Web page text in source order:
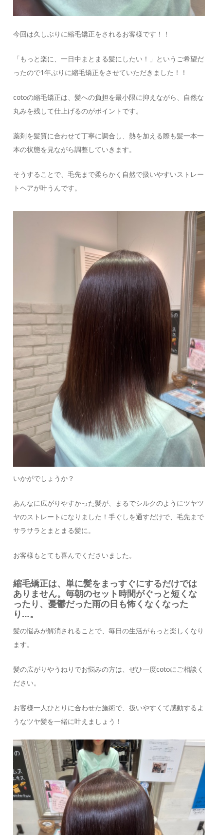
今回は久しぶりに縮毛矯正をされるお客様です！！
「もっと楽に、一日中まとまる髪にしたい！」というご希望だ
ったので1年ぶりに縮毛矯正をさせていただきました！！
cotoの縮毛矯正は、髪への負担を最小限に抑えながら、自然な
丸みを残して仕上げるのがポイントです。
薬剤を髪質に合わせて丁寧に調合し、熱を加える際も髪一本一
本の状態を見ながら調整していきます。
そうすることで、毛先まで柔らかく自然で扱いやすいストレー
トヘアが叶うんです。
いかがでしょうか？
あんなに広がりやすかった髪が、まるでシルクのようにツヤツ
ヤのストレートになりました！手ぐしを通すだけで、毛先まで
サラサラとまとまる髪に。
お客様もとても喜んでくださいました。
縮毛矯正は、単に髪をまっすぐにするだけでは
ありません。毎朝のセット時間がぐっと短くな
ったり、憂鬱だった雨の日も怖くなくなった
り…。
髪の悩みが解消されることで、毎日の生活がもっと楽しくなり
ます。
髪の広がりやうねりでお悩みの方は、ぜひ一度cotoにご相談く
ださい。
お客様一人ひとりに合わせた施術で、扱いやすくて感動するよ
うなツヤ髪を一緒に叶えましょう！